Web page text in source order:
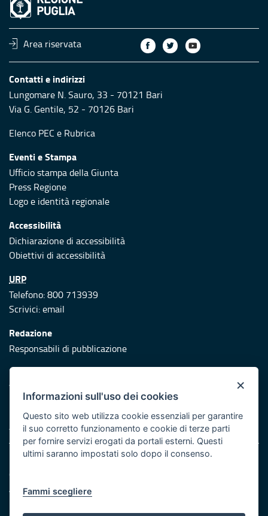
Area riservata
Contatti e indirizzi
Lungomare N. Sauro, 33 - 70121 Bari
Via G. Gentile, 52 - 70126 Bari
Elenco PEC e Rubrica
Eventi e Stampa
Ufficio stampa della Giunta
Press Regione
Logo e identità regionale
Accessibilità
Dichiarazione di accessibilità
Obiettivi di accessibilità
URP
Telefono: 800 713939
Scrivici:email
Redazione
Responsabili di pubblicazione
Protezione civile
Vai al sito di Protezione Civile Puglia
Iniziativa finanziata con risorse del POR Puglia 2014/2020 -
Asse XI
Note legali
Cookie e privacy
Atti di notifica
×
Informazioni sull'uso dei cookies
Questo sito web utilizza cookie essenziali per garantire
il suo corretto funzionamento e cookie di terze parti
per fornire servizi erogati da portali esterni. Questi
ultimi saranno impostati solo dopo il consenso.
Fammi scegliere